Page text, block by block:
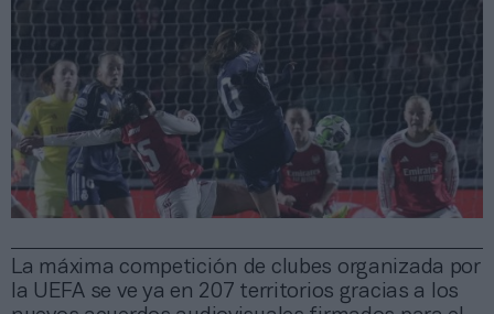
La máxima competición de clubes organizada por
la UEFA se ve ya en 207 territorios gracias a los